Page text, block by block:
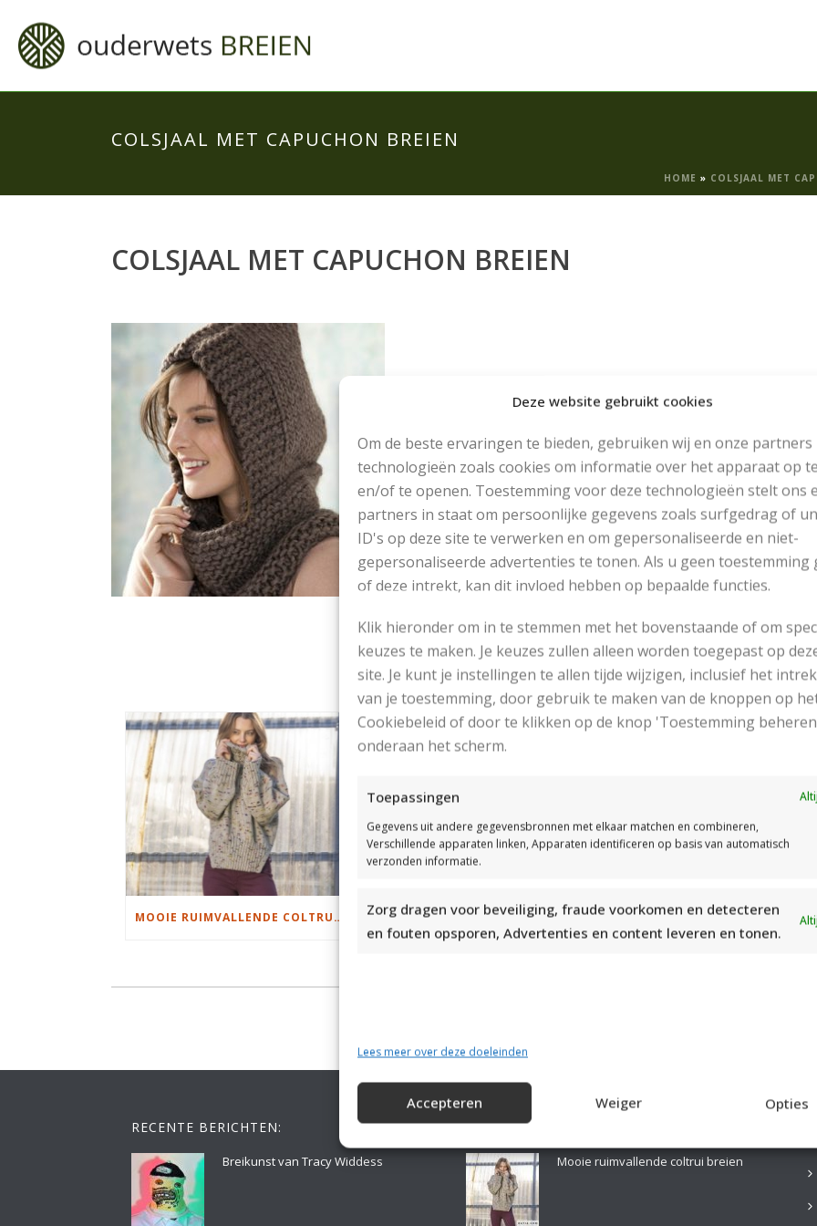
Deze website gebruikt cookies
Om de beste ervaringen te bieden, gebruiken wij en onze partners
technologieën zoals cookies om informatie over het apparaat op
en/of te openen. Toestemming voor deze technologieën stelt ons
partners in staat om persoonlijke gegevens zoals surfgedrag of
ID's op deze site te verwerken en om gepersonaliseerde en niet-
gepersonaliseerde advertenties te tonen. Als u geen toestemming
of deze intrekt, kan dit invloed hebben op bepaalde functies.
Klik hieronder om in te stemmen met het bovenstaande of om
keuzes te maken. Je keuzes zullen alleen worden toegepast op
site. Je kunt je instellingen te allen tijde wijzigen, inclusief het
van je toestemming, door gebruik te maken van de knoppen op
Cookiebeleid of door te klikken op de knop 'Toestemming
onderaan het scherm.
Toepassingen
Gegevens uit andere gegevensbronnen met elkaar matchen en combineren,
Verschillende apparaten linken, Apparaten identificeren op basis van automatisch
verzonden informatie.
Zorg dragen voor beveiliging, fraude voorkomen en detecteren
en fouten opsporen, Advertenties en content leveren en tonen.
Lees meer over deze doeleinden
Accepteren Weiger Opties
COLSJAAL MET CAPUCHON BREIEN
HOME » COLSJAAL MET
COLSJAAL MET CAPUCHON BREIEN
RECENT POSTS
MOOIE RUIMVALLENDE COLTRUI BREIEN MOOIE DIKGESTREEPTE SOKKEN BREIEN VAN DURABLE GAREN
RECENTE BERICHTEN:
Breikunst van Tracy Widdess
LAATSTE PATRONEN:
Mooie ruimvallende coltrui breien